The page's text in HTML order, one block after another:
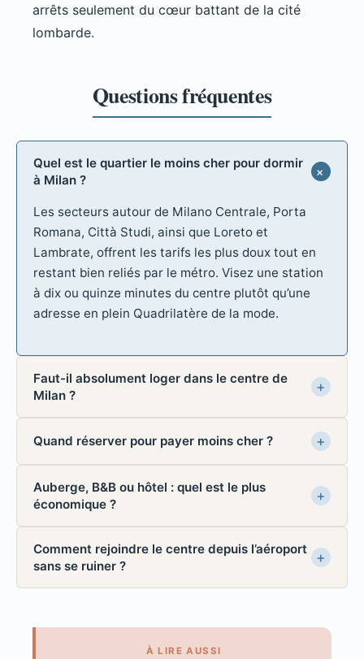
arrêts seulement du cœur battant de la cité
lombarde.
Quel est le quartier le moins cher pour dormir
à Milan ?
Les secteurs autour de Milano Centrale, Porta
Romana, Città Studi, ainsi que Loreto et
Lambrate, offrent les tarifs les plus doux tout en
restant bien reliés par le métro. Visez une station
à dix ou quinze minutes du centre plutôt qu’une
adresse en plein Quadrilatère de la mode.
Faut-il absolument loger dans le centre de
Milan ?
Quand réserver pour payer moins cher ?
Auberge, B&B ou hôtel : quel est le plus
économique ?
Comment rejoindre le centre depuis l’aéroport
sans se ruiner ?
À LIRE AUSSI